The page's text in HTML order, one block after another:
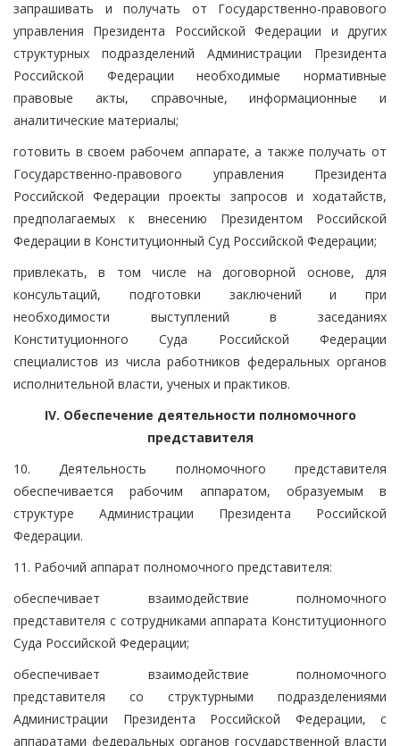
запрашивать и получать от Государственно-правового
управления Президента Российской Федерации и других
структурных подразделений Администрации Президента
Российской Федерации необходимые нормативные
правовые акты, справочные, информационные и
аналитические материалы;
готовить в своем рабочем аппарате, а также получать от
Государственно-правового управления Президента
Российской Федерации проекты запросов и ходатайств,
предполагаемых к внесению Президентом Российской
Федерации в Конституционный Суд Российской Федерации;
привлекать, в том числе на договорной основе, для
консультаций, подготовки заключений и при
необходимости выступлений в заседаниях
Конституционного Суда Российской Федерации
специалистов из числа работников федеральных органов
исполнительной власти, ученых и практиков.
IV. Обеспечение деятельности полномочного
представителя
10. Деятельность полномочного представителя
обеспечивается рабочим аппаратом, образуемым в
структуре Администрации Президента Российской
Федерации.
11. Рабочий аппарат полномочного представителя:
обеспечивает взаимодействие полномочного
представителя с сотрудниками аппарата Конституционного
Суда Российской Федерации;
обеспечивает взаимодействие полномочного
представителя со структурными подразделениями
Администрации Президента Российской Федерации, с
аппаратами федеральных органов государственной власти